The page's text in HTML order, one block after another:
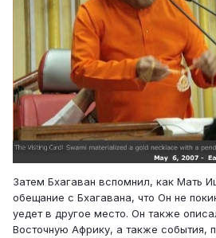
Затем Бхагаван вспомнил, как Мать
обещание с Бхагавана, что Он не
уедет в другое место. Он также
Восточную Африку, а также события,